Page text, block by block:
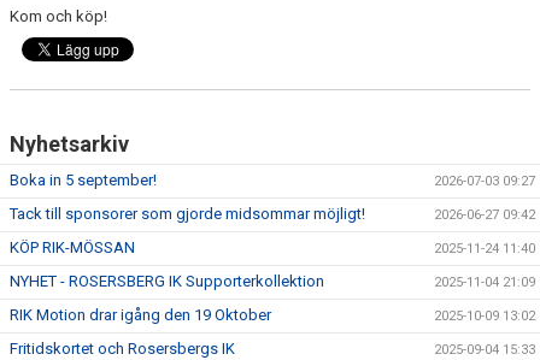
Kom och köp!
Nyhetsarkiv
Boka in 5 september! 2026-07-03 09:27
Tack till sponsorer som gjorde midsommar möjligt! 2026-06-27 09:42
KÖP RIK-MÖSSAN 2025-11-24 11:40
NYHET - ROSERSBERG IK Supporterkollektion 2025-11-04 21:09
RIK Motion drar igång den 19 Oktober 2025-10-09 13:02
Fritidskortet och Rosersbergs IK 2025-09-04 15:33